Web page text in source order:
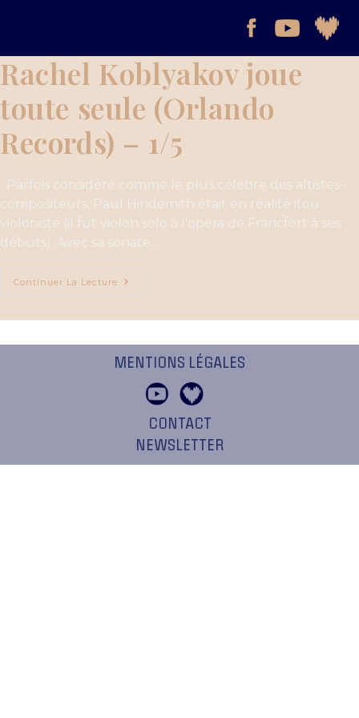
Rachel Koblyakov joue
toute seule (Orlando
Records) – 1/5
Parfois considéré comme le plus célèbre des altistes-
compositeurs, Paul Hindemith était en réalité itou
violoniste (il fut violon solo à l'opéra de Francfort à ses
débuts). Avec sa sonate…
Continuer La Lecture
MENTIONS LÉGALES
CONTACT
NEWSLETTER